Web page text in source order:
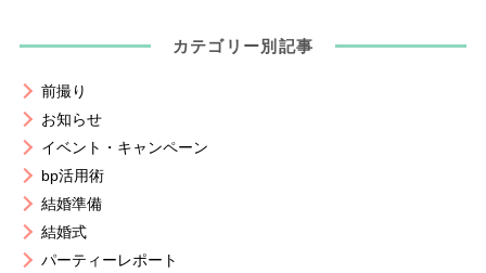
カテゴリー別記事
前撮り
お知らせ
イベント・キャンペーン
bp活用術
結婚準備
結婚式
パーティーレポート